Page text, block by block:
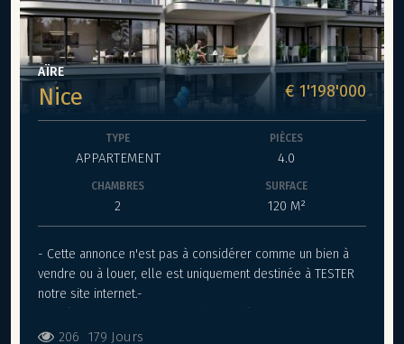
AÏRE
Nice € 1'198'000
TYPE
APPARTEMENT
PIÈCES
4.0
CHAMBRES
2
SURFACE
120 M²
- Cette annonce n'est pas à considérer comme un bien à
vendre ou à louer, elle est uniquement destinée à TESTER
notre site internet.-
206 179 Jours